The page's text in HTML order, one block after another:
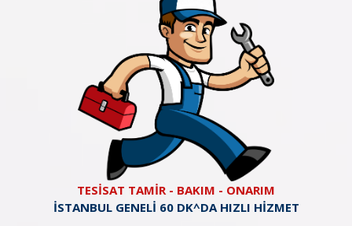
TESİSAT TAMİR - BAKIM - ONARIM
İSTANBUL GENELİ 60 DK^DA HIZLI HİZMET